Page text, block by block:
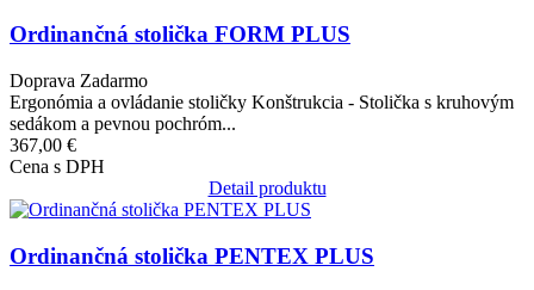
Ordinančná stolička FORM PLUS
Doprava Zadarmo
Ergonómia a ovládanie stoličky Konštrukcia - Stolička s kruhovým
sedákom a pevnou pochróm...
367,00 €
Cena s DPH
Detail produktu
Obrázok
Ordinančná stolička PENTEX PLUS